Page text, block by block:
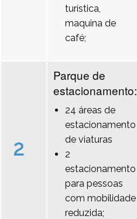
turística,
maquina de
café;
2
Parque de
estacionamento:
24 áreas de
estacionamento
de viaturas
2
estacionamento
para pessoas
com mobilidade
reduzida;